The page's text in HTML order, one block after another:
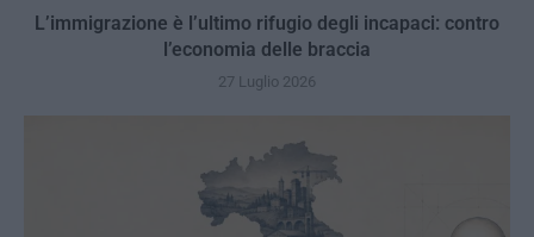
L’immigrazione è l’ultimo rifugio degli incapaci: contro
l’economia delle braccia
27 Luglio 2026